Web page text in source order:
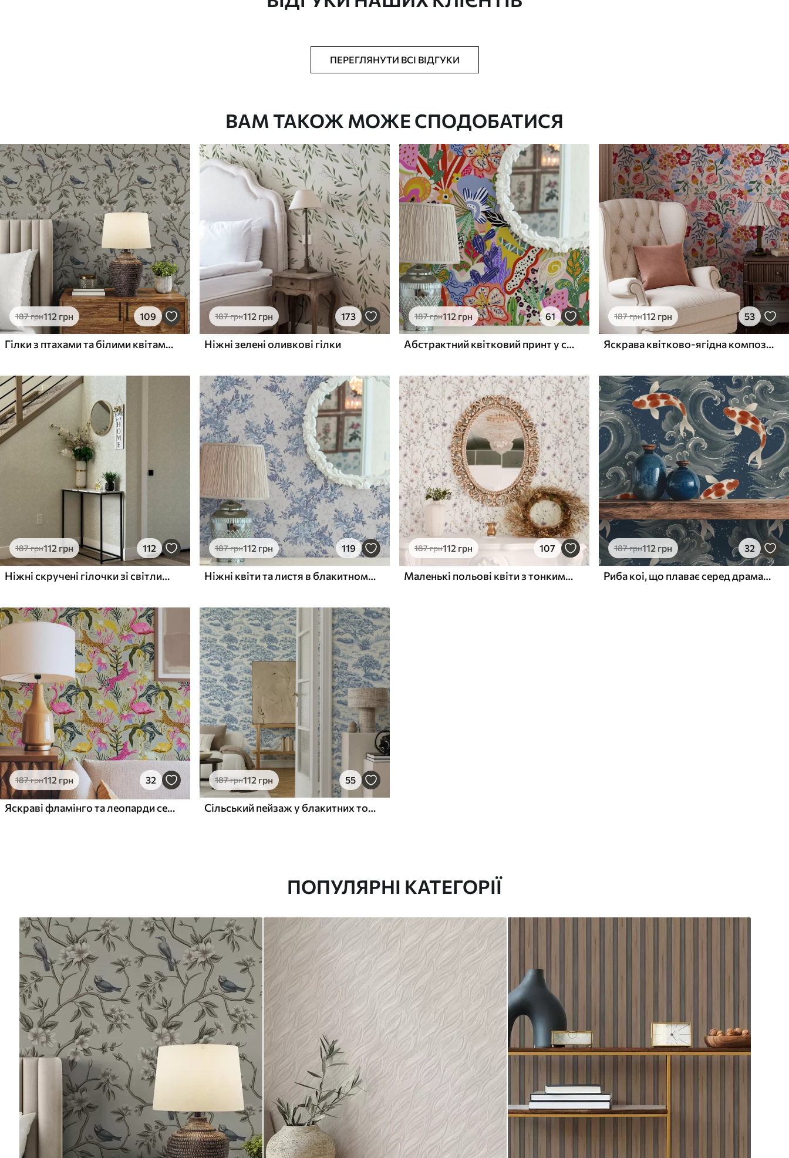
Можна додати покриття лаком та/або клей для шпалер
Наклеювання встик
Наші матеріали
Стандарт
748449грн/м²
Преміум
983590 /м²
Преміум Вініл
1133680 грн/м²
ПЕРЕГЛЯНУТИ ВСІ ВІДГУКИ
ВАМ ТАКОЖ МОЖЕ СПОДОБАТИСЯ
187грн112 грн 109
Гілки з птахами та білими квітами на ніжному тлі
187грн112 грн 173
Ніжні зелені оливкові гілки
187грн112 грн 61
Абстрактний квітковий принт у стилі поп-арт
187грн112 грн 53
Яскрава квітково-ягідна композиція з папугами
187грн112 грн 112
Ніжні скручені гілочки зі світлим листям
187грн112 грн 119
Ніжні квіти та листя в блакитному та синьому кольорах на світлому фоні
187грн112 грн 107
Маленькі польові квіти з тонкими стеблами на світлому тлі
187грн112 грн 32
Риба коі, що плаває серед драматичних океанських хвиль
187грн112 грн 32
Яскраві фламінго та леопарди серед тропічних рослин
187грн112 грн 55
Сільський пейзаж у блакитних тонах з вівцями та деревами
ПОПУЛЯРНІ КАТЕГОРІЇ